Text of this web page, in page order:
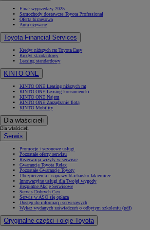
Finał wyprzedaży 2025
Samochody dostawcze Toyota Professional
Oferta biznesowa
Auta używane
Toyota Financial Services
Kredyt niższych rat Toyota Easy
Kredyt standardowy
Leasing standardowy
KINTO ONE
KINTO ONE Leasing niższych rat
KINTO ONE Leasing konsumencki
KINTO ONE Najem
KINTO ONE Zarządzanie flotą
KINTO Mobility
Dla właścicieli
Dla właścicieli
Serwis
Promocje i sezonowe usługi
Pozostałe oferty serwisu
Rezerwacja wizyty w serwisie
Gwarancja Toyota Relax
Pozostałe Gwarancje Toyoty
Ubezpieczenia i naprawy blacharsko-lakiernicze
Innowacyjne usługi dla Twojej wygody
Bezpłatne Akcje Serwisowe
Serwis Dobrych Cen
Serwis w ASO się opłaca
Dostęp do informacji serwisowych
Wykaz wydanych zaświadczeń o odbytym szkoleniu (pdf)
Oryginalne części i oleje Toyota